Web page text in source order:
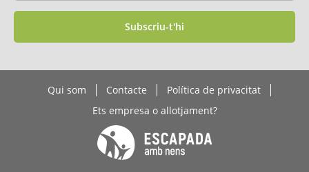
Subscriu-t'hi
Qui som Contacte
Política de privacitat
Ets empresa o allotjament?